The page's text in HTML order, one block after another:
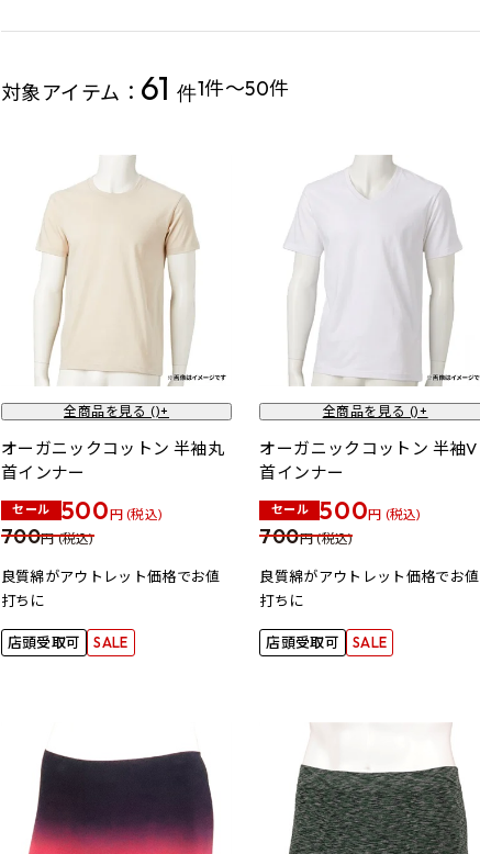
対象アイテム： 61件1件～50件
全商品を見る ()+
オーガニックコットン 半袖丸
首インナー
セール 500円 (税込)
700円 (税込)
良質綿がアウトレット価格でお値
打ちに
店頭受取可 SALE
全商品を見る ()+
オーガニックコットン 半袖V
首インナー
セール 500円 (税込)
700円 (税込)
良質綿がアウトレット価格でお値
打ちに
店頭受取可 SALE